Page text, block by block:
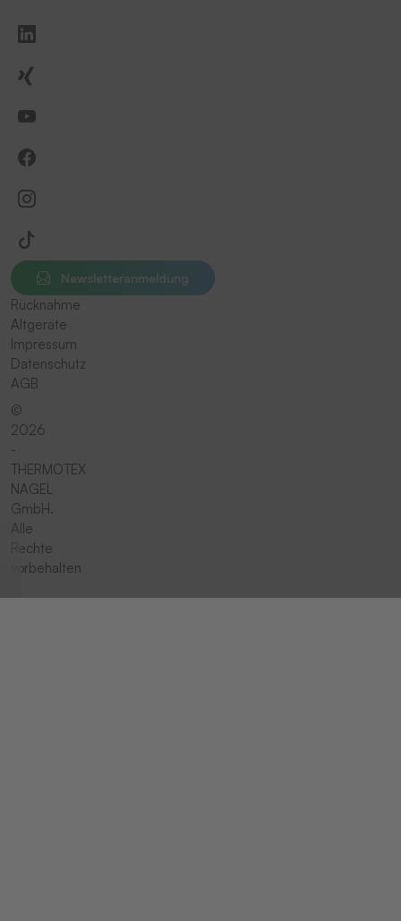
Newsletteranmeldung
Rücknahme
Altgeräte
Impressum
Datenschutz
AGB
©
2026
-
THERMOTEX
NAGEL
GmbH.
Alle
Rechte
vorbehalten